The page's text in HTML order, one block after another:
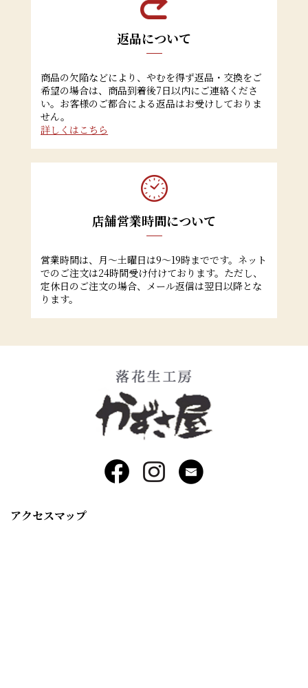
返品について
商品の欠陥などにより、やむを得ず返品・交換をご
希望の場合は、商品到着後7日以内にご連絡くださ
い。お客様のご都合による返品はお受けしておりま
せん。
詳しくはこちら
店舗営業時間について
営業時間は、月～土曜日は9～19時までです。ネット
でのご注文は24時間受け付けております。ただし、
定休日のご注文の場合、メール返信は翌日以降とな
ります。
アクセスマップ